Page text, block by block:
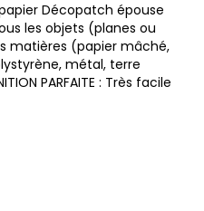
papier Décopatch épouse
les objets (planes ou
matières (papier mâché,
métal, terre
PARFAITE : Très facile